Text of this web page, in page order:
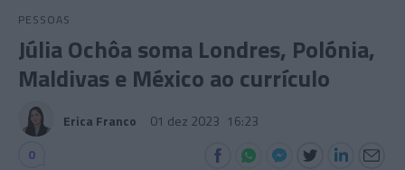
PESSOAS
Júlia Ochôa soma Londres, Polónia,
Maldivas e México ao currículo
Erica Franco 01 dez 2023 16:23
0